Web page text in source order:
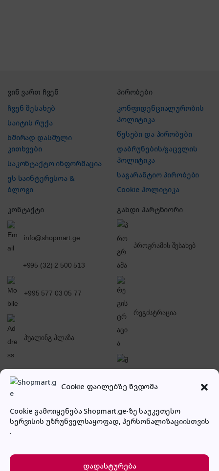
Cookie ფაილებზე წვდომა
Cookie გამოიყენება Shopmart.ge-ზე საუკეთესო
სერვისის უზრუნველსაყოფად, პერსონალიზაციისთვის
.
დადასტურება
ვინ ვართ ჩვენ
ჩვენ შესახებ
საიტის რუქა
ხშირად დასმული
კითხვები
საკონტაქტო ინფორმაცია
ეს საინტერესოა &
ბლოგი
პირობები
კონფიდენციალურობის
პოლიტიკა
წესები და პირობები
დაბრუნების/გაცვლის
პოლიტიკა
საგარანტიო პირობები
Cookie პოლიტიკა
კონტაქტი
info@shopmart.ge
+995 (32) 2 500 513
+995 577 03 05 77
ჰუალინგ პლაზა
გახდი პარტნიორი
პროგრამის შესახებ
რეგისტრაცია